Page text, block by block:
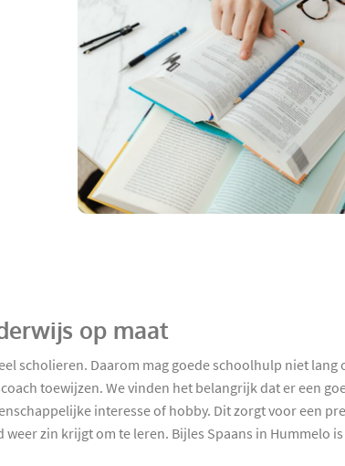
op maat
scholieren. Daarom mag goede schoolhulp niet lang
toewijzen. We vinden het belangrijk dat er een
interesse of hobby. Dit zorgt voor een
zin krijgt om te leren. Bijles Spaans in Hummelo